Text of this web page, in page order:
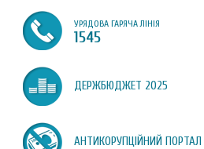
УРЯДОВА ГАРЯЧА ЛІНІЯ
1545
ДЕРЖБЮДЖЕТ 2025
АНТИКОРУПЦІЙНИЙ ПОРТАЛ